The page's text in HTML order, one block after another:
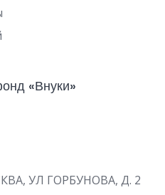
«Внуки»
УЛ ГОРБУНОВА, Д. 2